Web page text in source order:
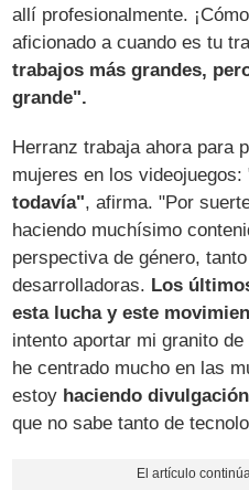
allí profesionalmente.
aficionado a cuando es tu
trabajos más grandes,
grande".
Herranz trabaja ahora para
mujeres en los videojuegos:
todavía", afirma. "Por
haciendo muchísimo
perspectiva de género,
desarrolladoras. Los
esta lucha y este
intento aportar mi granito
he centrado mucho en las
estoy haciendo
que no sabe tanto de